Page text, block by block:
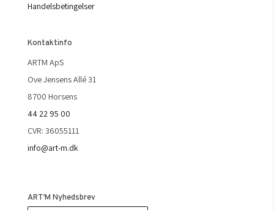
Handelsbetingelser
Kontaktinfo
ARTM ApS
Ove Jensens Allé 31
8700 Horsens
44 22 95 00
CVR: 36055111
info@art-m.dk
ART’M Nyhedsbrev